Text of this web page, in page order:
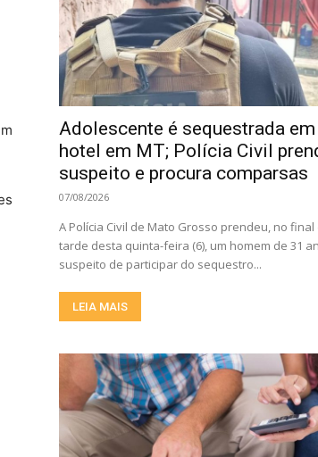
Adolescente é sequestrada em
hotel em MT; Polícia Civil
suspeito e procura comparsas
07/08/2026
A Polícia Civil de Mato Grosso prendeu, no final
tarde desta quinta-feira (6), um homem de 31
suspeito de participar do sequestro...
LEIA MAIS